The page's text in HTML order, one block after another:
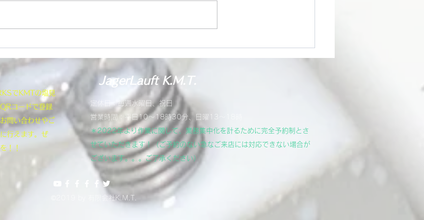
ヤマハFZSフェザーのフォー
クに対応
ンジンに無事火が入りました。
す。 少しでもトラブルを未然に
防げないか考えて、いろんな思考
YouTubeで配信しよう！...
でKMTの塩見
コードで登録
問い合わせやご
行えます。ぜ
！！
JagerLauft K.M.T.
定休日：毎週水曜日、祝日
営業時間：平日10～18時30分、日曜13～18時
＊2022年より作業に関して、業務集中化を計るために完全予約制とさ
せていただきます！（ご予約のない急なご来店には対応できない場合が
ございます。。。ご了承ください）
©2019 by 有限会社K.M.T.